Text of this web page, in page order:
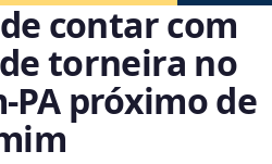
contar com
torneira no
próximo de